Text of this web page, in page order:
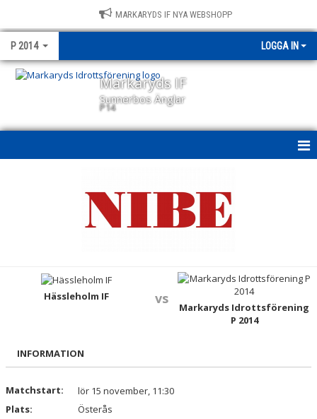
MARKARYDS IF NYA WEBSHOPP
P 2014 LOGGA IN
Markaryds IF
Sunnerbos Änglar
P14
TRUPPEN
DOKUMENT
KONTAKT
Hässleholm IF vs
Markaryds Idrottsförening
P 2014
INFORMATION
Matchstart:
lör 15 november, 11:30
Plats:
Österås